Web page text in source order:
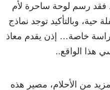
فقد رسم لوحة ساحرة لأم
حية، وبالتأكيد توجد نماذج
خاصة… إذن يقدم معاذ
هذا الواقع..
مزيد من الأحلام، مصير هذه